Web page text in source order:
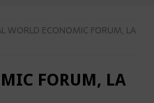
WORLD ECONOMIC FORUM, LA
FORUM, LA